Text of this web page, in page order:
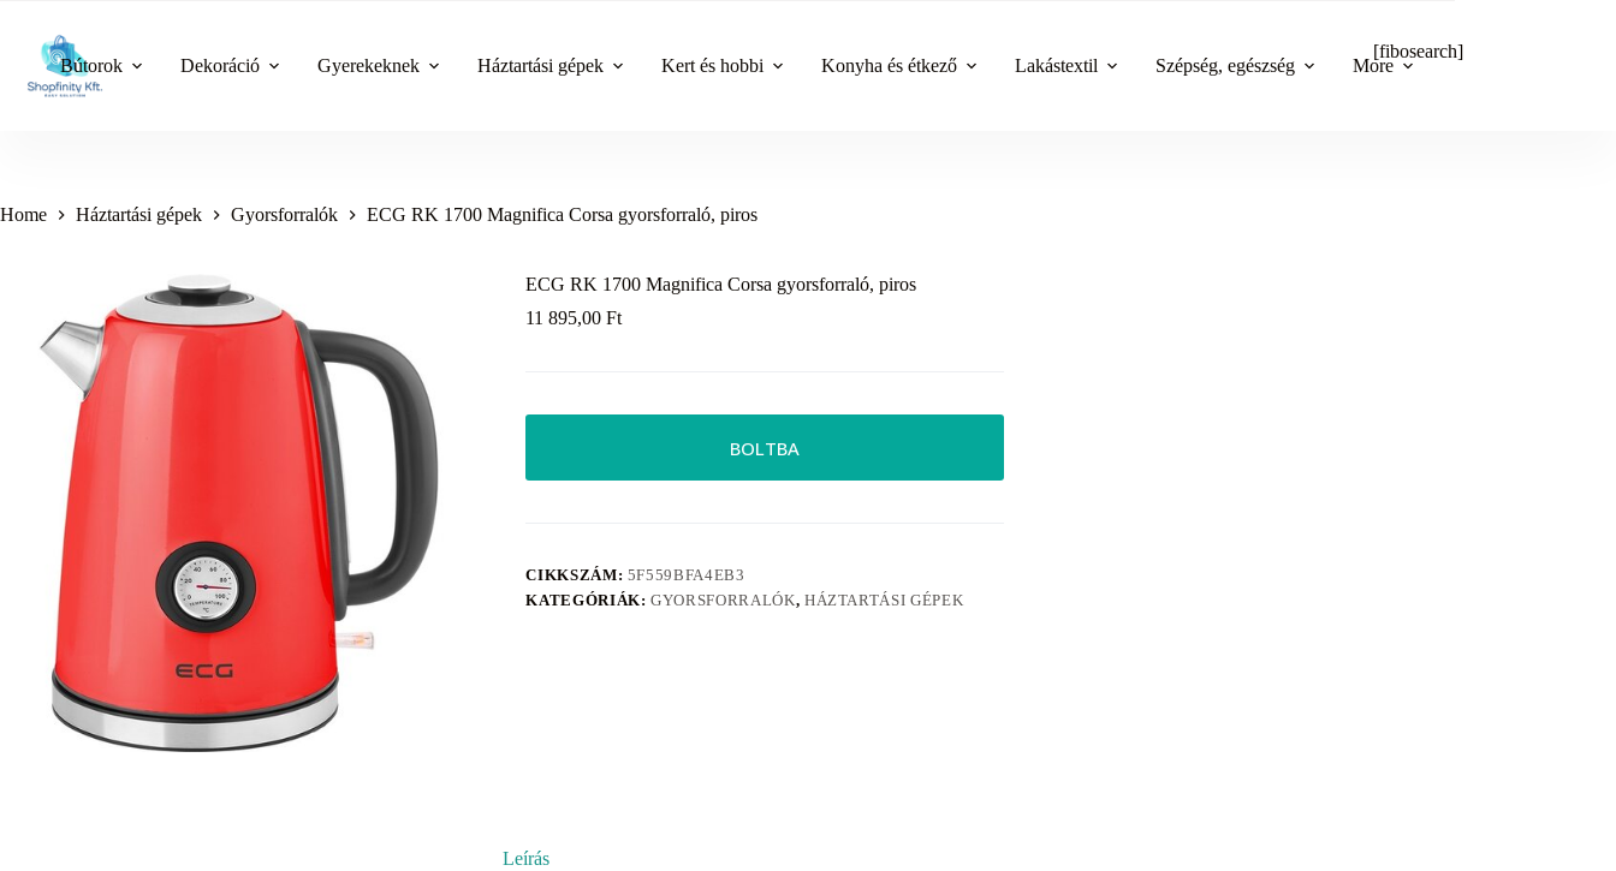
content
Bútorok Dekoráció Gyerekeknek Háztartási gépek Kert és hobbi Konyha és étkező Lakástextil Szépség, egészség More
[fibosearch]
Home Háztartási gépek Gyorsforralók ECG RK 1700 Magnifica Corsa gyorsforraló, piros
ECG RK 1700 Magnifica Corsa gyorsforraló, piros
11 895,00Ft
BOLTBA
CIKKSZÁM: 5F559BFA4EB3
KATEGÓRIÁK:GYORSFORRALÓK, HÁZTARTÁSI GÉPEK
Leírás